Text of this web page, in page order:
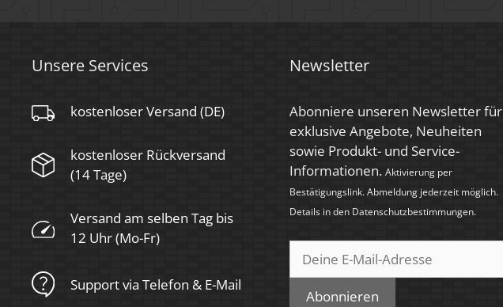
Marke / Hersteller
Für Möbeleinbau
geeignet
Unsere Services
kostenloser Versand (DE)
kostenloser Rückversand
(14 Tage)
Versand am selben Tag bis
12 Uhr (Mo-Fr)
Support via Telefon & E-Mail
Newsletter
Abonniere unseren Newsletter für
exklusive Angebote, Neuheiten
sowie Produkt- und Service-
Informationen. Aktivierung per
Bestätigungslink. Abmeldung jederzeit möglich.
Details in den Datenschutzbestimmungen.
Abonnieren